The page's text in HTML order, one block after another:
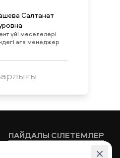
Салтанат
үйі мәселелері
аға менеджер
ПАЙДАЛЫ СІЛЕТЕМЛЕР